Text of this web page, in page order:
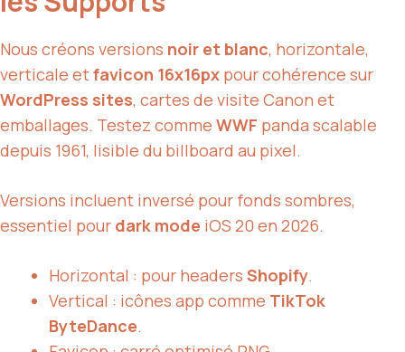
Nous créons versions noir et blanc, horizontale,
verticale etfavicon 16x16px pour cohérence sur
WordPress sites, cartes de visite Canon et
emballages. Testez comme WWF panda scalable
depuis 1961, lisible du billboard au pixel.
Versions incluent inversé pour fonds sombres,
essentiel pour dark mode iOS 20 en 2026.
Horizontal : pour headers Shopify.
Vertical : icônes app comme TikTok
ByteDance.